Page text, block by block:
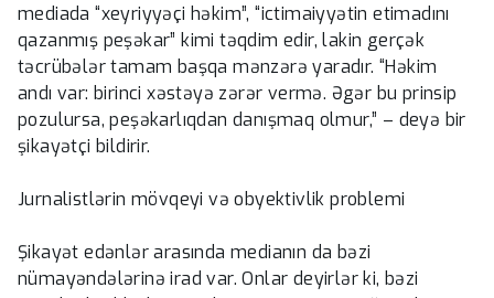
mediada “xeyriyyəçi həkim”, “ictimaiyyətin etimadını
qazanmış peşəkar” kimi təqdim edir, lakin gerçək
təcrübələr tamam başqa mənzərə yaradır. “Həkim
andı var: birinci xəstəyə zərər vermə. Əgər bu prinsip
pozulursa, peşəkarlıqdan danışmaq olmur,” – deyə bir
şikayətçi bildirir.
Jurnalistlərin mövqeyi və obyektivlik problemi
Şikayət edənlər arasında medianın da bəzi
nümayəndələrinə irad var. Onlar deyirlər ki, bəzi